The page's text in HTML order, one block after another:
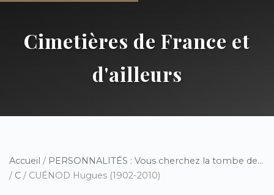
Cimetières de France et
d'ailleurs
Accueil / PERSONNALITÉS : Vous cherchez la tombe de...
/ C / CUÉNOD Hugues (1902-2010)